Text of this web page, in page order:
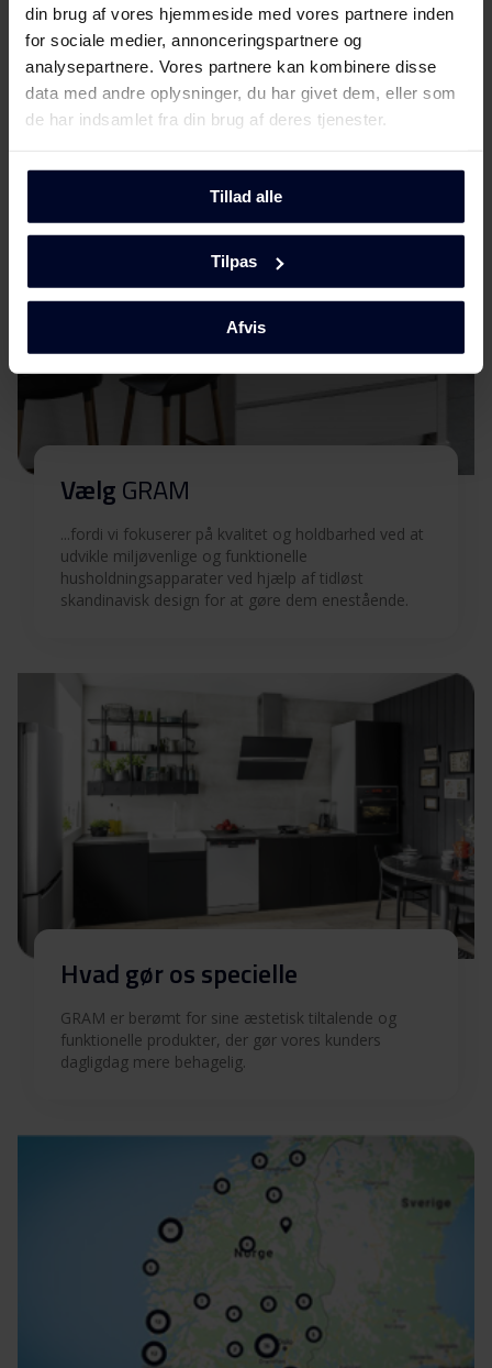
din brug af vores hjemmeside med vores partnere inden
for sociale medier, annonceringspartnere og
analysepartnere. Vores partnere kan kombinere disse
data med andre oplysninger, du har givet dem, eller som
de har indsamlet fra din brug af deres tjenester.
Tillad alle
Tilpas
Afvis
Sikkerhedsoplysninger og
advarsler (SV)
Download
Sikkerhedsoplysninger og
advarsler (NO)
Download
Sikkerhedsoplysninger og
advarsler (EN)
Advarsler og
sikkerhedsoplysninger
Betjeningsvejledninger
(DK)
Download
(EN)
Download
Betjeningsvejledninger
(FI)
Betjeningsvejledninger
(NO)
Download
Download
Produktbillede WDE 70714-90/1
Produktbillede WDE
70714-90/1
Download
Hent udvalgt
MødGRAM
VælgGRAM
...fordi vi fokuserer på kvalitet og holdbarhed ved at
udvikle miljøvenlige og funktionelle
husholdningsapparater ved hjælp af tidløst
skandinavisk design for at gøre dem enestående.
Hvad gør os specielle
GRAM er berømt for sine æstetisk tiltalende og
funktionelle produkter, der gør vores kunders
dagligdag mere behagelig.